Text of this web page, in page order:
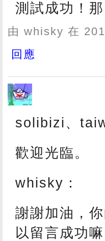
測試成功！
由 whisky 在
回應
solibizi、
歡迎光臨。
whisky：
謝謝加油，
以留言成功嘛